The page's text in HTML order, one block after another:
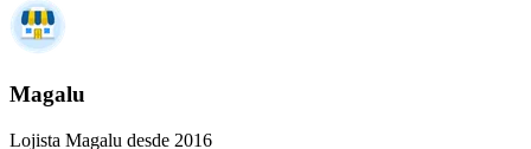
Magalu
Lojista Magalu desde 2016